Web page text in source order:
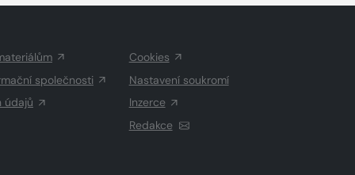
společnosti
údajů
Cookies
Nastavení soukromí
Inzerce
Redakce